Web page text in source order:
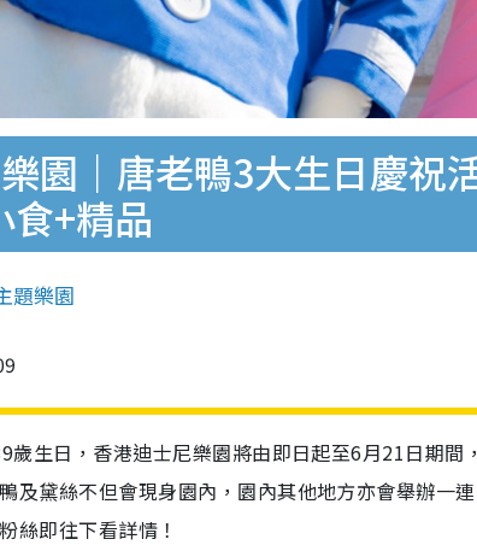
園｜唐老鴨3大生日慶祝
+精品
題樂園
歲生日，香港迪士尼樂園將由即日起至6月21日期間
及黛絲不但會現身園內，園內其他地方亦會舉辦一
絲即往下看詳情！